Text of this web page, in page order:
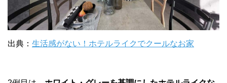
出典： 生活感がない！ホテルライクでクールなお家